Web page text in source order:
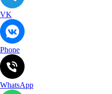
VK
Phone
WhatsApp